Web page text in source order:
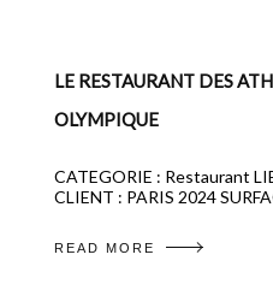
LE RESTAURANT DES
OLYMPIQUE
CATEGORIE : Restaurant
CLIENT : PARIS 2024
READ MORE